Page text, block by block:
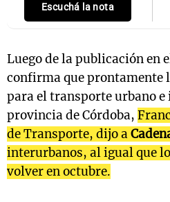
Escuchá la nota
Luego de la publicación en
confirma que prontamente
para el transporte urbano
provincia de Córdoba,
de Transporte, dijo a
interurbanos, al igual que
volver en octubre.
Notas
Mundial 2026